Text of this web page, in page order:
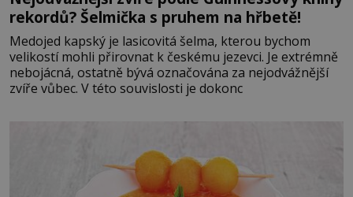
rekordů? Šelmička s pruhem na hřbetě!
Medojed kapský je lasicovitá šelma, kterou bychom
velikostí mohli přirovnat k českému jezevci. Je extrémně
nebojácná, ostatně bývá označována za nejodvážnější
zvíře vůbec. V této souvislosti je dokonc